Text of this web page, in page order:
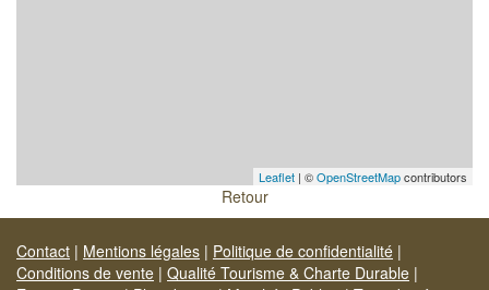
Leaflet | ©OpenStreetMapcontributors
Retour
Contact | Mentions légales | Politique de confidentialité |
Conditions de vente | Qualité Tourisme & Charte Durable |